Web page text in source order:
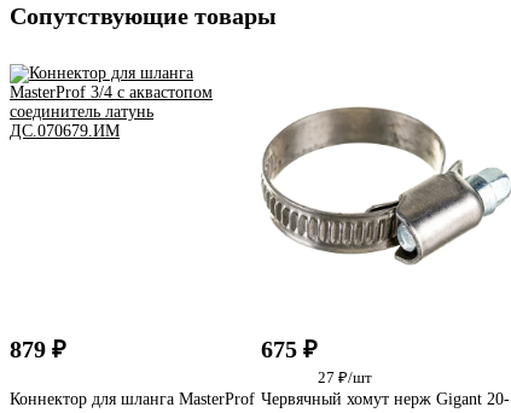
Сопутствующие товары
879 ₽
Коннектор для шланга MasterProf
675 ₽
27 ₽/шт
Червячный хомут нерж Gigant 20-